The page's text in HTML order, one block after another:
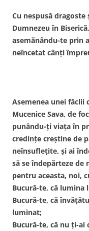
Cu nespusă
Dumnezeu în
asemănându-te prin
neîncetat cânți
Asemenea unei făclii
Mucenice Sava, de
punându-ți viața în
credințe creștine de
neînsuflețite, și ai
să se îndepărteze
pentru aceasta, noi,
Bucură-te, că
Bucură-te, că
luminat;
Bucură-te, că nu ți-